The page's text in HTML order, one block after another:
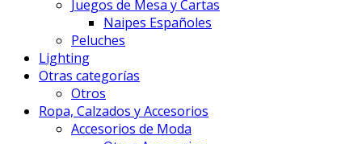
Juegos de Mesa y Cartas
Naipes Españoles
Peluches
Lighting
Otras categorías
Otros
Ropa, Calzados y Accesorios
Accesorios de Moda